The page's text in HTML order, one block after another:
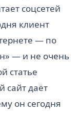
соцсетей
клиент
— по
— и не очень
статье
сайт даёт
он сегодня